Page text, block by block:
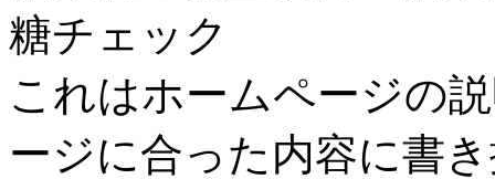
糖チェック
これはホームページの
ージに合った内容に書